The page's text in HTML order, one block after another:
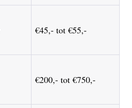
€45,- tot €55,-
€200,- tot €750,-